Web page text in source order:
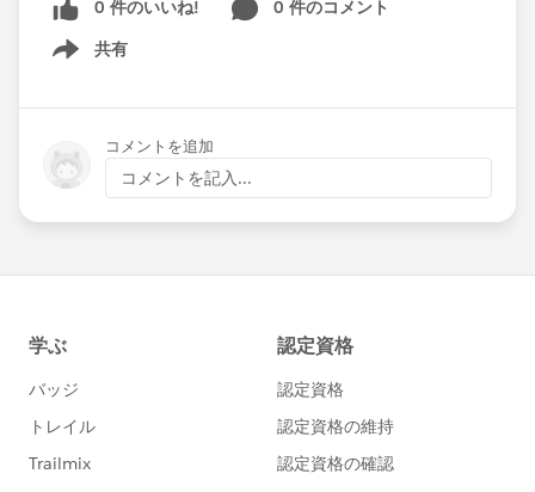
0 件のいいね!
0 件のコメント
共有
Show menu
コメントを追加
コメントを記入...